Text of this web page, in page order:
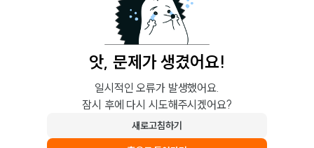
앗, 문제가 생겼어요!
일시적인 오류가 발생했어요.
잠시 후에 다시 시도해주시겠어요?
새로고침하기